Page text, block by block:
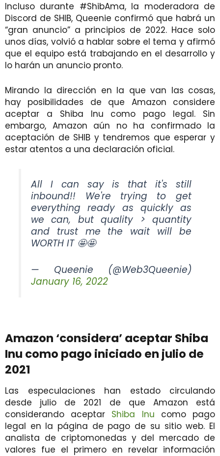
Incluso durante #ShibAma, la moderadora de
Discord de SHIB, Queenie confirmó que habrá un
“gran anuncio” a principios de 2022. Hace solo
unos días, volvió a hablar sobre el tema y afirmó
que el equipo está trabajando en el desarrollo y
lo harán un anuncio pronto.
Mirando la dirección en la que van las cosas,
hay posibilidades de que Amazon considere
aceptar a Shiba Inu como pago legal. Sin
embargo, Amazon aún no ha confirmado la
aceptación de SHIB y tendremos que esperar y
estar atentos a una declaración oficial.
All I can say is that it's still
inbound!! We're trying to get
everything ready as quickly as
we can, but quality > quantity
and trust me the wait will be
WORTH IT 🤩🤩
— Queenie (@Web3Queenie)
January 16, 2022
Amazon ‘considera’ aceptar Shiba
Inu como pago iniciado en julio de
2021
Las especulaciones han estado circulando
desde julio de 2021 de que Amazon está
considerando aceptar Shiba Inu como pago
legal en la página de pago de su sitio web. El
analista de criptomonedas y del mercado de
valores fue el primero en revelar información